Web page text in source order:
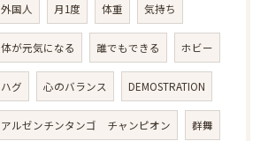
外国人 月1度 体重 気持ち
体が元気になる 誰でもできる ホビー
ハグ 心のバランス DEMOSTRATION
アルゼンチンタンゴ チャンピオン 群舞